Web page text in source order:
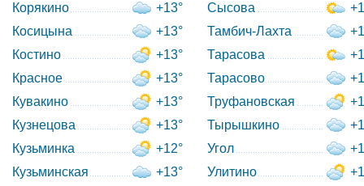
Корякино
+13°
Косицына
+13°
Костино
+13°
Красное
+13°
Кувакино
+13°
Кузнецова
+13°
Кузьминка
+12°
Кузьминская
+13°
Сысова
Тамбич-Лахта
Тарасова
Тарасово
Труфановская
Тырышкино
Угол
Улитино